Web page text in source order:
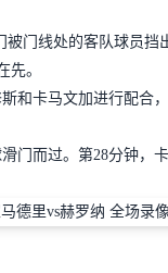
门线处的客队球员挡
先。
和卡马文加进行配合
门而过。第28分钟，